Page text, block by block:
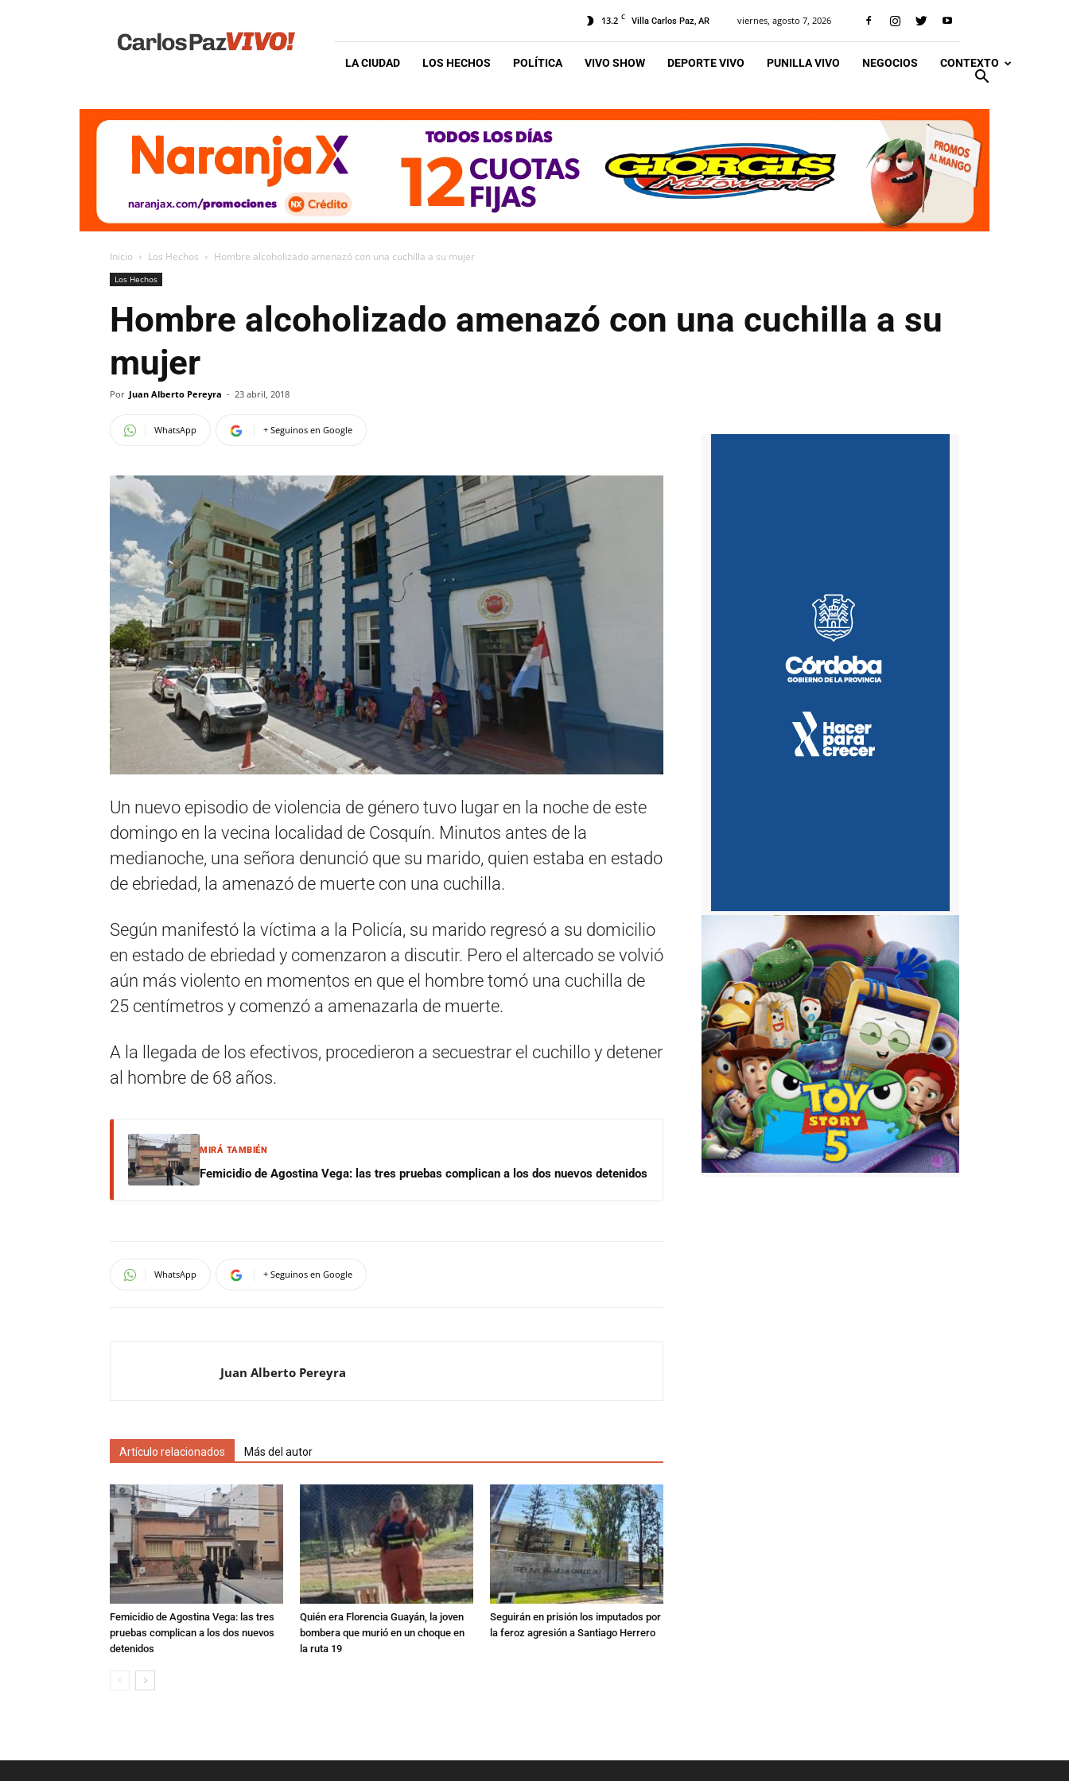
Vivo
13.2 C Villa Carlos Paz, AR viernes, agosto 7, 2026
LA CIUDAD LOS HECHOS POLÍTICA VIVO SHOW DEPORTE VIVO PUNILLA VIVO NEGOCIOS CONTEXTO
Inicio Los Hechos Hombre alcoholizado amenazó con una cuchilla a su mujer
Los Hechos
Hombre alcoholizado amenazó con una cuchilla a su
mujer
Por Juan Alberto Pereyra - 23 abril, 2018
WhatsApp + Seguinos en Google
Un nuevo episodio de violencia de género tuvo lugar en la noche de este
domingo en la vecina localidad de Cosquín. Minutos antes de la
medianoche, una señora denunció que su marido, quien estaba en estado
de ebriedad, la amenazó de muerte con una cuchilla.
Según manifestó la víctima a la Policía, su marido regresó a su domicilio
en estado de ebriedad y comenzaron a discutir. Pero el altercado se volvió
aún más violento en momentos en que el hombre tomó una cuchilla de
25 centímetros y comenzó a amenazarla de muerte.
A la llegada de los efectivos, procedieron a secuestrar el cuchillo y detener
al hombre de 68 años.
MIRÁ TAMBIÉN
Femicidio de Agostina Vega: las tres pruebas complican a los dos nuevos detenidos
WhatsApp + Seguinos en Google
Juan Alberto Pereyra
Artículo relacionados Más del autor
Femicidio de Agostina Vega: las tres
pruebas complican a los dos nuevos
detenidos
Quién era Florencia Guayán, la joven
bombera que murió en un choque en
la ruta 19
Seguirán en prisión los imputados por
la feroz agresión a Santiago Herrero